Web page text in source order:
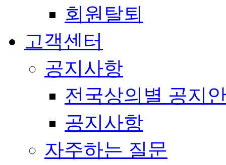
회원탈퇴
고객센터
공지사항
전국상의별 공지
공지사항
자주하는 질문